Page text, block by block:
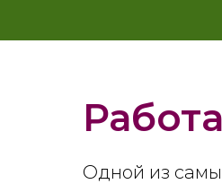
Одной из